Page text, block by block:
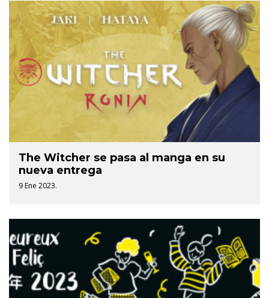
The Witcher se pasa al manga en su
nueva entrega
9 Ene 2023.